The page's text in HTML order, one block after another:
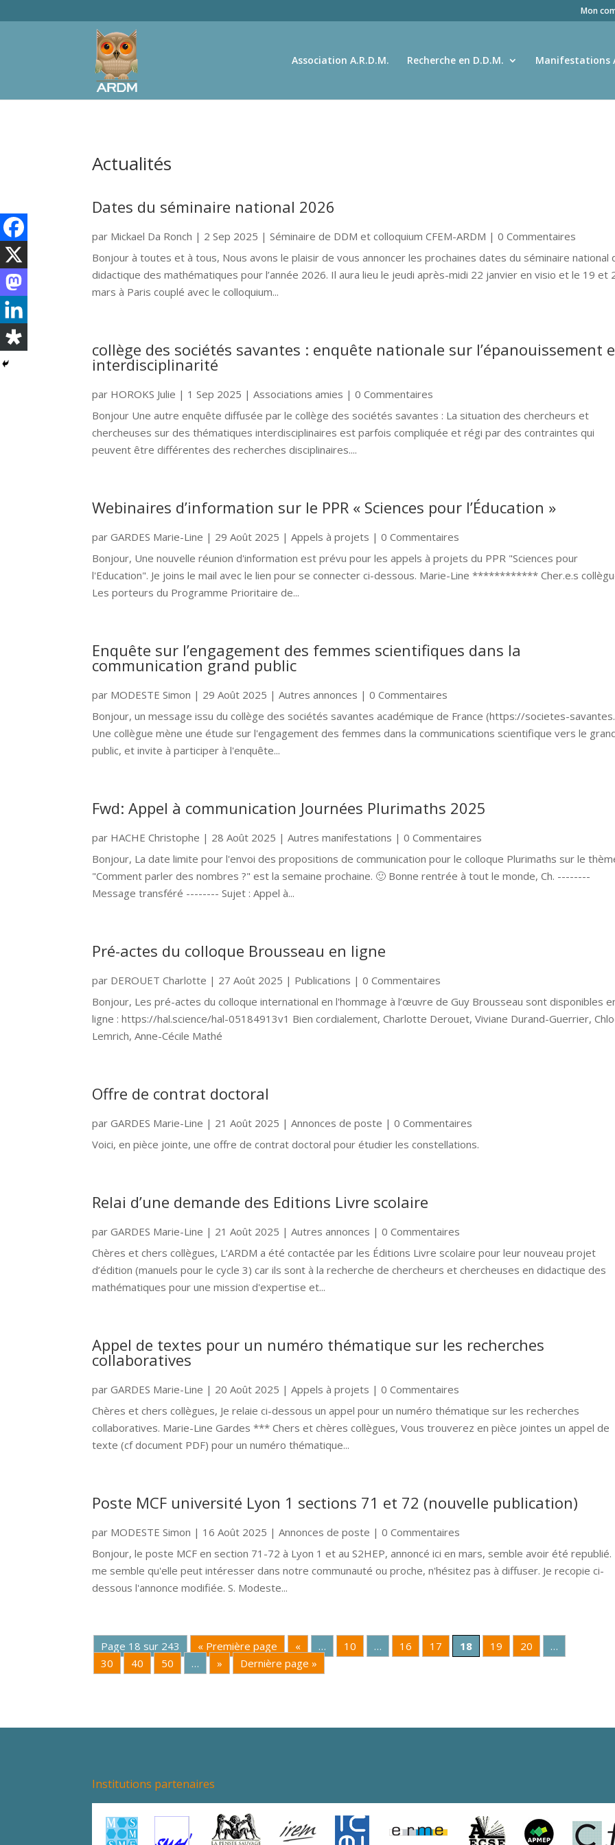
Mon
Association A.R.D.M. Recherche en D.D.M. Manifestations
Actualités
Dates du séminaire national 2026
par Mickael Da Ronch | 2 Sep 2025 |Séminaire de DDM et colloquium CFEM-ARDM | 0 Commentaires
Bonjour à toutes et à tous, Nous avons le plaisir de vous annoncer les prochaines dates du séminaire national
didactique des mathématiques pour l’année 2026. Il aura lieu le jeudi après-midi 22 janvier en visio et le 19 et
mars à Paris couplé avec le colloquium...
collège des sociétés savantes : enquête nationale sur l’épanouissement
interdisciplinarité
par HOROKS Julie | 1 Sep 2025 |Associations amies | 0 Commentaires
Bonjour Une autre enquête diffusée par le collège des sociétés savantes : La situation des chercheurs et
chercheuses sur des thématiques interdisciplinaires est parfois compliquée et régi par des contraintes qui
peuvent être différentes des recherches disciplinaires....
Webinaires d’information sur le PPR « Sciences pour l’Éducation »
parGARDES Marie-Line | 29 Août 2025 |Appels à projets | 0 Commentaires
Bonjour, Une nouvelle réunion d'information est prévu pour les appels à projets du PPR "Sciences pour
l'Education". Je joins le mail avec le lien pour se connecter ci-dessous. Marie-Line ************ Cher.e.s
Les porteurs du Programme Prioritaire de...
Enquête sur l’engagement des femmes scientifiques dans la
communication grand public
par MODESTE Simon | 29 Août 2025 |Autres annonces | 0 Commentaires
Bonjour, un message issu du collège des sociétés savantes académique de France (https://societes-
Une collègue mène une étude sur l'engagement des femmes dans la communications scientifique vers le
public, et invite à participer à l'enquête...
Fwd: Appel à communication Journées Plurimaths 2025
par HACHE Christophe | 28 Août 2025 |Autres manifestations | 0 Commentaires
Bonjour, La date limite pour l'envoi des propositions de communication pour le colloque Plurimaths sur le
"Comment parler des nombres ?" est la semaine prochaine. 🙂 Bonne rentrée à tout le monde, Ch. --------
Message transféré -------- Sujet : Appel à...
Pré-actes du colloque Brousseau en ligne
par DEROUET Charlotte | 27 Août 2025 | Publications | 0 Commentaires
Bonjour, Les pré-actes du colloque international en l'hommage à l’œuvre de Guy Brousseau sont disponibles
ligne : https://hal.science/hal-05184913v1 Bien cordialement, Charlotte Derouet, Viviane Durand-Guerrier,
Lemrich, Anne-Cécile Mathé
Offre de contrat doctoral
parGARDES Marie-Line | 21 Août 2025 |Annonces de poste | 0 Commentaires
Voici, en pièce jointe, une offre de contrat doctoral pour étudier les constellations.
Relai d’une demande des Editions Livre scolaire
parGARDES Marie-Line | 21 Août 2025 |Autres annonces | 0 Commentaires
Chères et chers collègues, L’ARDM a été contactée par les Éditions Livre scolaire pour leur nouveau projet
d’édition (manuels pour le cycle 3) car ils sont à la recherche de chercheurs et chercheuses en didactique des
mathématiques pour une mission d'expertise et...
Appel de textes pour un numéro thématique sur les recherches
collaboratives
parGARDES Marie-Line | 20 Août 2025 |Appels à projets | 0 Commentaires
Chères et chers collègues, Je relaie ci-dessous un appel pour un numéro thématique sur les recherches
collaboratives. Marie-Line Gardes *** Chers et chères collègues, Vous trouverez en pièce jointes un appel de
texte (cf document PDF) pour un numéro thématique...
Poste MCF université Lyon 1 sections 71 et 72 (nouvelle publication)
par MODESTE Simon | 16 Août 2025 |Annonces de poste | 0 Commentaires
Bonjour, le poste MCF en section 71-72 à Lyon 1 et au S2HEP, annoncé ici en mars, semble avoir été republié.
me semble qu'elle peut intéresser dans notre communauté ou proche, n'hésitez pas à diffuser. Je recopie ci-
dessous l'annonce modifiée. S. Modeste...
Page 18 sur 243 « Première page « … 10 … 16 17 18 19 20
…
30
40 50 … » Dernière page »
Institutions partenaires